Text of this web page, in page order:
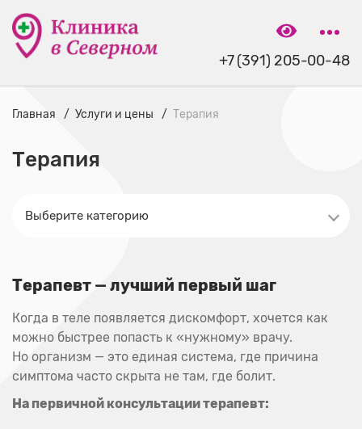
+7 (391) 205-00-48
Главная Услуги и цены Терапия
Терапия
Терапевт — лучший первый шаг
Когда в теле появляется дискомфорт, хочется как
можно быстрее попасть к «нужному» врачу.
Но организм — это единая система, где причина
симптома часто скрыта не там, где болит.
На первичной консультации терапевт: